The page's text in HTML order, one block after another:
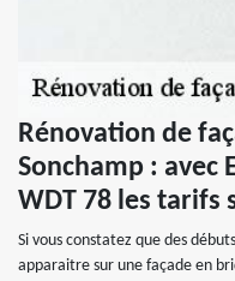
Rénovation de
Sonchamp : avec
WDT 78 les tarifs
Si vous constatez que des
apparaitre sur une façade en